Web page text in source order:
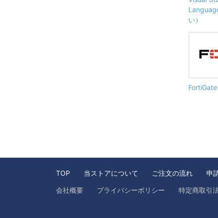
い）
TOP 当ストアについて ご注文の流れ 申
会社概要 プライバシーポリシー 特定商取引